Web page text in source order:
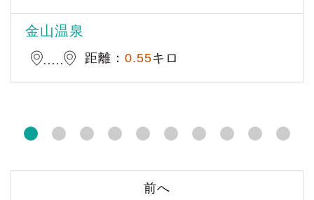
金山温泉
距離： 0.55キロ
前へ